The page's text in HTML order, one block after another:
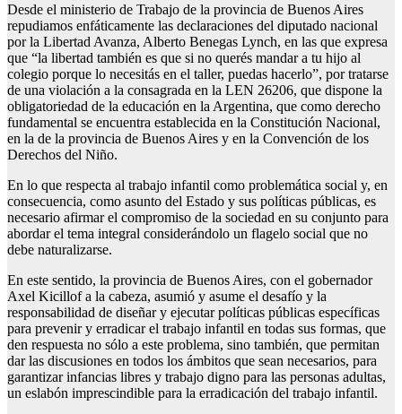
Desde el ministerio de Trabajo de la provincia de Buenos Aires
repudiamos enfáticamente las declaraciones del diputado nacional
por la Libertad Avanza, Alberto Benegas Lynch, en las que expresa
que “la libertad también es que si no querés mandar a tu hijo al
colegio porque lo necesitás en el taller, puedas hacerlo”, por tratarse
de una violación a la consagrada en la LEN 26206, que dispone la
obligatoriedad de la educación en la Argentina, que como derecho
fundamental se encuentra establecida en la Constitución Nacional,
en la de la provincia de Buenos Aires y en la Convención de los
Derechos del Niño.
En lo que respecta al trabajo infantil como problemática social y, en
consecuencia, como asunto del Estado y sus políticas públicas, es
necesario afirmar el compromiso de la sociedad en su conjunto para
abordar el tema integral considerándolo un flagelo social que no
debe naturalizarse.
En este sentido, la provincia de Buenos Aires, con el gobernador
Axel Kicillof a la cabeza, asumió y asume el desafío y la
responsabilidad de diseñar y ejecutar políticas públicas específicas
para prevenir y erradicar el trabajo infantil en todas sus formas, que
den respuesta no sólo a este problema, sino también, que permitan
dar las discusiones en todos los ámbitos que sean necesarios, para
garantizar infancias libres y trabajo digno para las personas adultas,
un eslabón imprescindible para la erradicación del trabajo infantil.